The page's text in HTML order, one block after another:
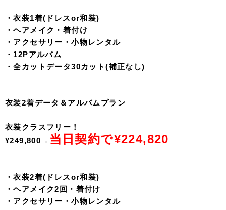
・衣装1着(ドレスor和装)
・ヘアメイク・着付け
・アクセサリー・小物レンタル
・12Pアルバム
・全カットデータ30カット(補正なし)
衣装2着データ＆アルバムプラン
衣装クラスフリー！
¥249,800→ 当日契約で¥224,820
・衣装2着(ドレスor和装)
・ヘアメイク2回・着付け
・アクセサリー・小物レンタル